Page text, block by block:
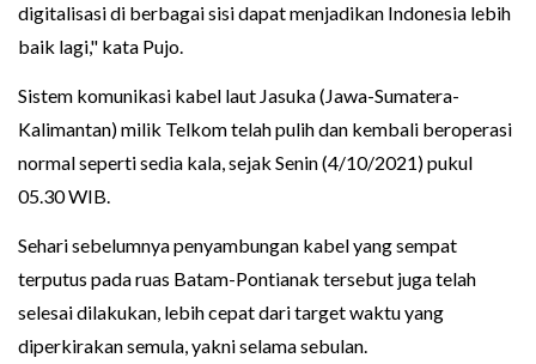
digitalisasi di berbagai sisi dapat menjadikan Indonesia lebih
baik lagi," kata Pujo.
Sistem komunikasi kabel laut Jasuka (Jawa-Sumatera-
Kalimantan) milik Telkom telah pulih dan kembali beroperasi
normal seperti sedia kala, sejak Senin (4/10/2021) pukul
05.30 WIB.
Sehari sebelumnya penyambungan kabel yang sempat
terputus pada ruas Batam-Pontianak tersebut juga telah
selesai dilakukan, lebih cepat dari target waktu yang
diperkirakan semula, yakni selama sebulan.